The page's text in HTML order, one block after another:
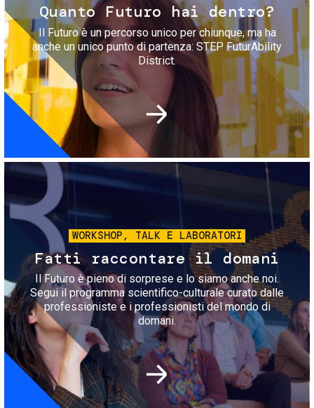
Quanto Futuro hai dentro?
Il Futuro è un percorso unico per chiunque, ma ha
anche un unico punto di partenza: STEP FuturAbility
District.
Immagine
WORKSHOP, TALK E LABORATORI
Fatti raccontare il domani
Il Futuro è pieno di sorprese e lo siamo anche noi.
Segui il programma scientifico-culturale curato dalle
professioniste e i professionisti del mondo di
domani.